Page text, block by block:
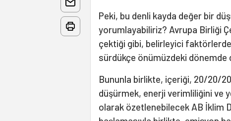
Peki, bu denli kayda değer bir
yorumlayabiliriz? Avrupa Birliği
çektiği gibi, belirleyici
sürdükçe önümüzdeki dönemde
Bununla birlikte, içeriği, 20/20/
düşürmek, enerji verimliliğini ve
olarak özetlenebilecek AB İklim